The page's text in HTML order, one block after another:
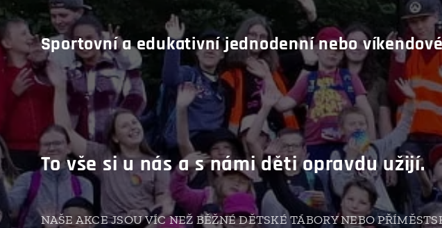
Sportovní a edukativní jednodenní nebo
To vše si u nás a s námi děti opravdu užijí.
NAŠE AKCE JSOU VÍC NEŽ BĚŽNÉ DĚTSKÉ TÁBORY NEBO